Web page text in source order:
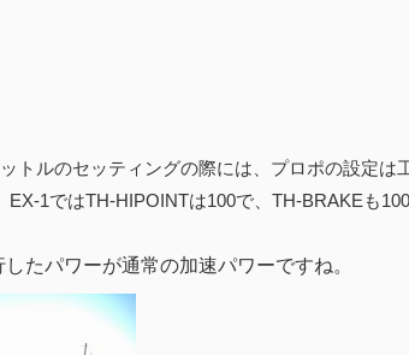
トルのセッティングの際には、プロポの設定は
EX-1ではTH-HIPOINTは100で、TH-BRAKEも
たパワーが通常の加速パワーですね。